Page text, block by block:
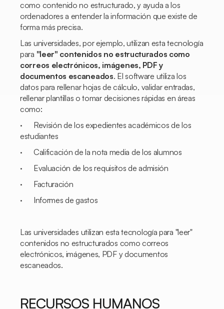
como contenido no estructurado, y ayuda a los
ordenadores a entender la información que existe de
forma más precisa.
Las universidades, por ejemplo, utilizan esta tecnología
para "leer" contenidos no estructurados como
correos electrónicos, imágenes, PDF y
documentos escaneados. El software utiliza los
datos para rellenar hojas de cálculo, validar entradas,
rellenar plantillas o tomar decisiones rápidas en áreas
como:
· Revisión de los expedientes académicos de los
estudiantes
· Calificación de la nota media de los alumnos
· Evaluación de los requisitos de admisión
· Facturación
· Informes de gastos
Las universidades utilizan esta tecnología para "leer"
contenidos no estructurados como correos
electrónicos, imágenes, PDF y documentos
escaneados.
RECURSOS HUMANOS